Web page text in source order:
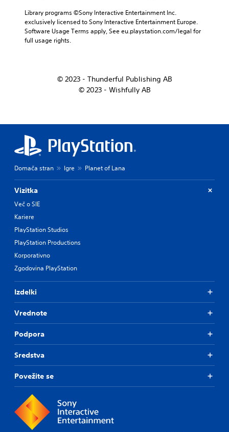
Library programs ©Sony Interactive Entertainment Inc.
exclusively licensed to Sony Interactive Entertainment Europe.
Software Usage Terms apply, See eu.playstation.com/legal for
full usage rights.
© 2023 - Thunderful Publishing AB
© 2023 - Wishfully AB
Domača stran Igre Planet of Lana
Vizitka
Več o SIE
Kariere
PlayStation Studios
PlayStation Productions
Korporativno
Zgodovina PlayStation
Izdelki
Vrednote
Podpora
Sredstva
Povežite se